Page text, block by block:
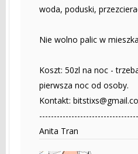
woda, poduski,
Nie wolno palic w
Koszt: 50zl na noc -
pierwsza noc od osoby.
Kontakt:
Anita Tran